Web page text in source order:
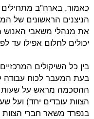
כאמור, בארה"ב
הניצנים הראשונים של
את מנהלי משאבי
יכולים לחלום אפילו עד
בין כל השיקולים
בעת המעבר לכוח עבודה
ההסכמה מראש על שעות
הצוות עובדים יחד) ועל
בנפרד משאר חברי